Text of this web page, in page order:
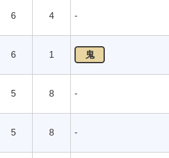
6 4 -
6 1 鬼
5 8 -
5 8 -